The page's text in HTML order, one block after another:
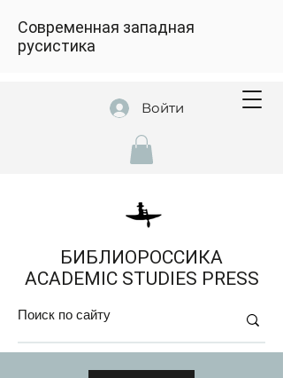
Войти
БИБЛИОРОССИКА
ACADEMIC STUDIES PRESS
Современная западная
русистика